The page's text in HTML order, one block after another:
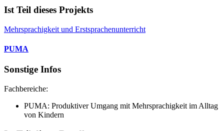
Ist Teil dieses Projekts
Mehrsprachigkeit und Erstsprachenunterricht
PUMA
Sonstige Infos
Fachbereiche:
PUMA: Produktiver Umgang mit Mehrsprachigkeit im Alltag
von Kindern